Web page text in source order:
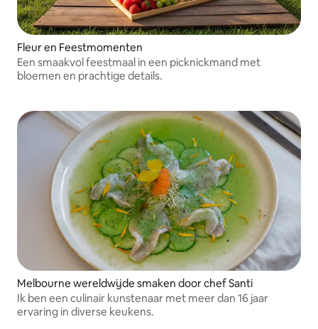
Fleur en Feestmomenten
Een smaakvol feestmaal in een picknickmand met
bloemen en prachtige details.
Melbourne wereldwijde smaken door chef Santi
Ik ben een culinair kunstenaar met meer dan 16 jaar
ervaring in diverse keukens.